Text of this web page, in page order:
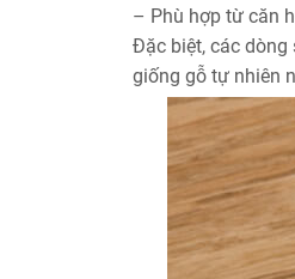
– Phù hợp từ căn
Đặc biệt, các
giống gỗ tự nhiên